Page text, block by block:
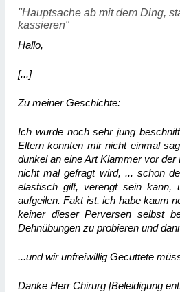
"Hauptsache ab mit dem Ding,
kassieren"
Hallo,
[...]
Zu meiner Geschichte:
Ich wurde noch sehr jung
Eltern konnten mir nicht einmal
dunkel an eine Art Klammer vor
nicht mal gefragt wird, ... schon
elastisch gilt, verengt sein kann,
aufgeilen. Fakt ist, ich habe kaum
keiner dieser Perversen selbst
Dehnübungen zu probieren und
...und wir unfreiwillig Gecuttete
Danke Herr Chirurg [Beleidigung